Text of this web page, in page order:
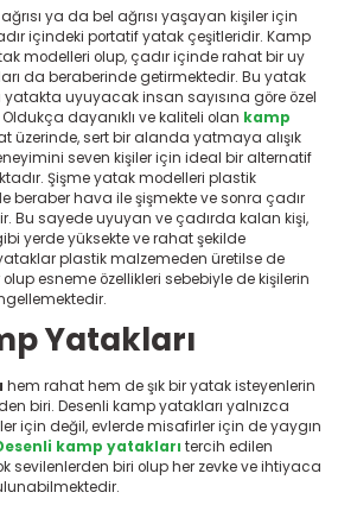
ağrısı ya da bel ağrısı yaşayan kişiler için
içindeki portatif yatak çeşitleridir. Kamp
modelleri olup, çadır içinde rahat bir uy
da beraberinde getirmektedir. Bu yatak
uyuyacak insan sayısına göre özel
dayanıklı ve kaliteli olan kamp
üzerinde, sert bir alanda yatmaya alışık
seven kişiler için ideal bir alternatif
Şişme yatak modelleri plastik
beraber hava ile şişmekte ve sonra çadır
Bu sayede uyuyan ve çadırda kalan kişi,
yerde yüksekte ve rahat şekilde
plastik malzemeden üretilse de
esneme özellikleri sebebiyle de kişilerin
Yatakları
hem rahat hem de şık bir yatak isteyenlerin
biri. Desenli kamp yatakları yalnızca
için değil, evlerde misafirler için de yaygın
kamp yatakları tercih edilen
sevilenlerden biri olup her zevke ve ihtiyaca